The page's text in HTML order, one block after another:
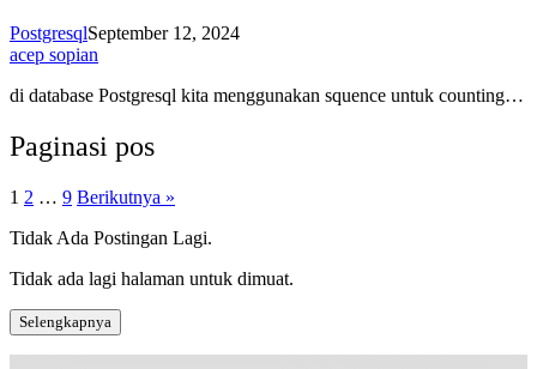
PostgresqlSeptember 12, 2024
acep sopian
di database Postgresql kita menggunakan squence untuk counting…
Paginasi pos
1 2 … 9 Berikutnya »
Tidak Ada Postingan Lagi.
Tidak ada lagi halaman untuk dimuat.
Selengkapnya